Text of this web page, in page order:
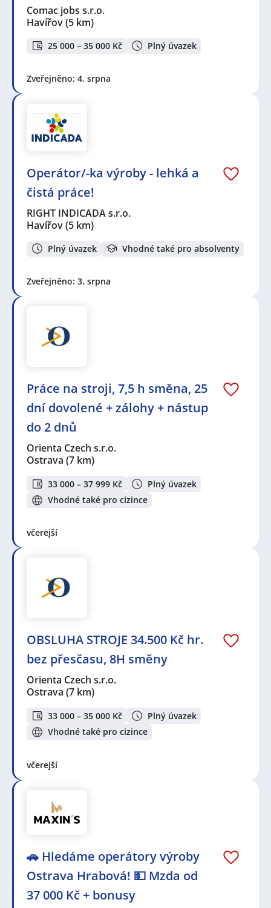
Comac jobs s.r.o.
Havířov(5 km)
25 000 – 35 000 Kč Plný úvazek
Zveřejněno: 4. srpna
Operátor/-ka výroby - lehká a
čistá práce!
RIGHT INDICADA s.r.o.
Havířov(5 km)
Plný úvazek Vhodné také pro absolventy
Zveřejněno: 3. srpna
Práce na stroji, 7,5 h směna, 25
dní dovolené + zálohy + nástup
do 2 dnů
Orienta Czech s.r.o.
Ostrava (7 km)
33 000 – 37 999 Kč
Plný úvazek
Vhodné také pro cizince
včerejší
OBSLUHA STROJE 34.500 Kč hr.
bez přesčasu, 8H směny
Orienta Czech s.r.o.
Ostrava (7 km)
33 000 – 35 000 Kč
Plný úvazek
Vhodné také pro cizince
včerejší
🚗 Hledáme operátory výroby
Ostrava Hrabová! 💵 Mzda od
37 000 Kč + bonusy